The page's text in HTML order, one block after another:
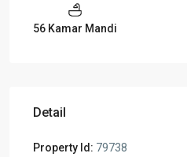
56 Kamar Mandi
Detail
Property Id: 79738